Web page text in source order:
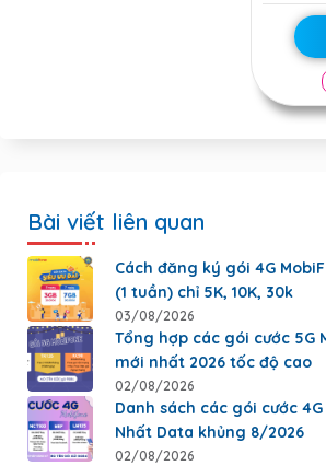
Bài viết liên quan
Cách đăng ký gói 4G
(1 tuần) chỉ 5K, 10K, 30k
03/08/2026
Tổng hợp các gói cước 5G
mới nhất 2026 tốc độ cao
02/08/2026
Danh sách các gói cước
Nhất Data khủng 8/2026
02/08/2026